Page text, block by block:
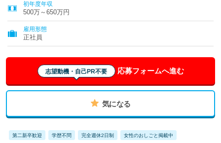
初年度年収
500万～650万円
雇用形態
正社員
志望動機・自己PR不要 応募フォームへ進む
気になる
第二新卒歓迎 学歴不問 完全週休2日制 女性のおしごと掲載中